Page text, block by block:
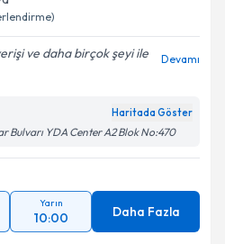
ve daha birçok şeyi ile
Devamı
Haritada Göster
Bulvarı YDA Center A2 Blok No:470
Yarın
10:00 Daha Fazla